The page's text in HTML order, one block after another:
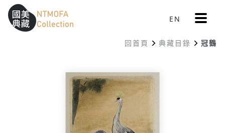
跳到中間主要內容區
網站導覽
::: EN 更
多
單
回首頁 典藏目錄 冠鶴